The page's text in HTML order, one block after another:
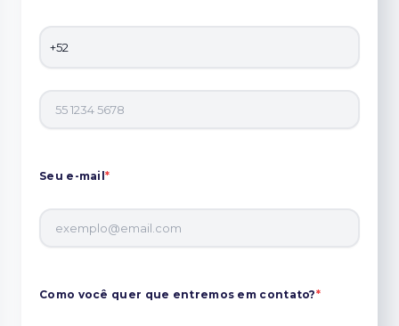
Seu e-mail*
Como você quer que entremos em contato?*